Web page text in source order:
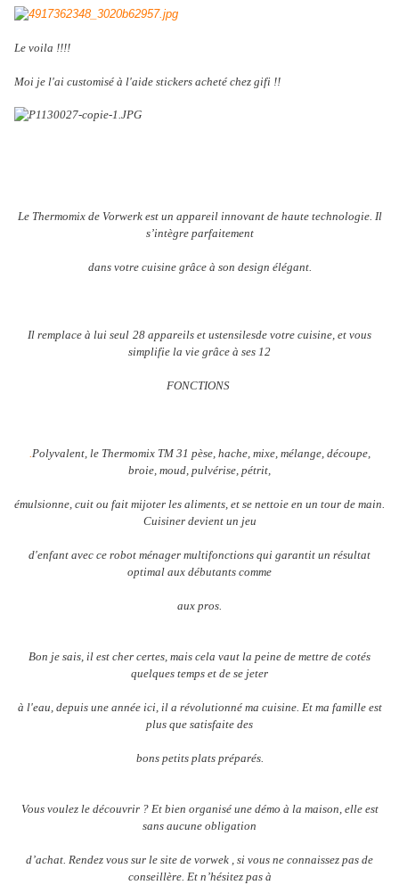
Le voila !!!!
Moi je l'ai customisé à l'aide stickers acheté chez gifi !!
Le Thermomix de Vorwerk est un appareil innovant de haute technologie. Il
s’intègre parfaitement
dans votre cuisine grâce à son design élégant.
Il remplace à lui seul 28 appareils et ustensilesde votre cuisine, et vous
simplifie la vie grâce à ses 12
FONCTIONS
.Polyvalent, le Thermomix TM 31 pèse, hache, mixe, mélange, découpe,
broie, moud, pulvérise, pétrit,
émulsionne, cuit ou fait mijoter les aliments, et se nettoie en un tour de main.
Cuisiner devient un jeu
d'enfant avec ce robot ménager multifonctions qui garantit un résultat
optimal aux débutants comme
aux pros.
Bon je sais, il est cher certes, mais cela vaut la peine de mettre de cotés
quelques temps et de se jeter
à l'eau, depuis une année ici, il a révolutionné ma cuisine. Et ma famille est
plus que satisfaite des
bons petits plats préparés.
Vous voulez le découvrir ? Et bien organisé une démo à la maison, elle est
sans aucune obligation
d’achat. Rendez vous sur le site de vorwek , si vous ne connaissez pas de
conseillère. Et n’hésitez pas à